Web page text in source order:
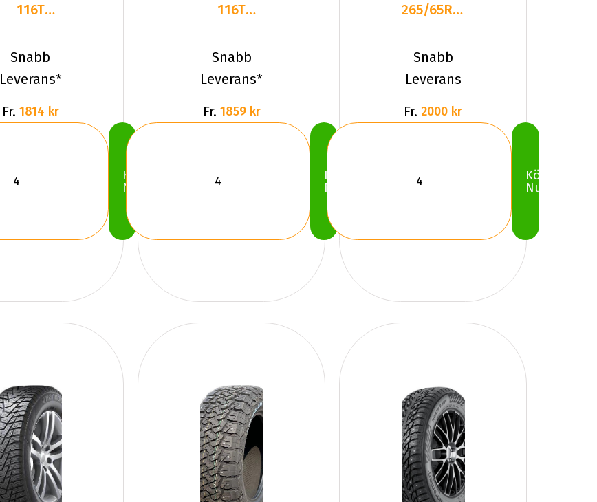
116T
SW-7 XL
2024
Snabb
Leverans*
Fr. 1814 kr
Köp
Nu
116T
WINTERCRAFT
Snabb
Leverans*
Fr. 1859 kr
Köp
Nu
265/65R17
3 116T XL
Snabb
Leverans
Fr. 2000 kr
Köp
Nu